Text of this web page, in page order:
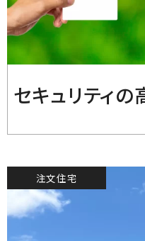
2022.3.22
セキュリティ
注文住宅